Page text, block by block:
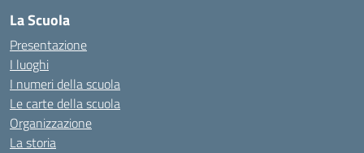
La Scuola
Presentazione
I luoghi
I numeri della scuola
Le carte della scuola
Organizzazione
La storia